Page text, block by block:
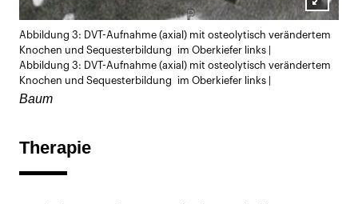
öffnen
Abbildung 3: DVT-Aufnahme (axial) mit osteolytisch verändertem
Knochen und Sequesterbildung im Oberkiefer links |
Abbildung 3: DVT-Aufnahme (axial) mit osteolytisch verändertem
Knochen und Sequesterbildung im Oberkiefer links |
Baum
Therapie